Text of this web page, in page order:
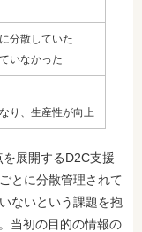
分散していた
いなかった
り、生産性が向上
展開するD2C支援
とに分散管理されて
ないという課題を抱
当初の目的の情報の